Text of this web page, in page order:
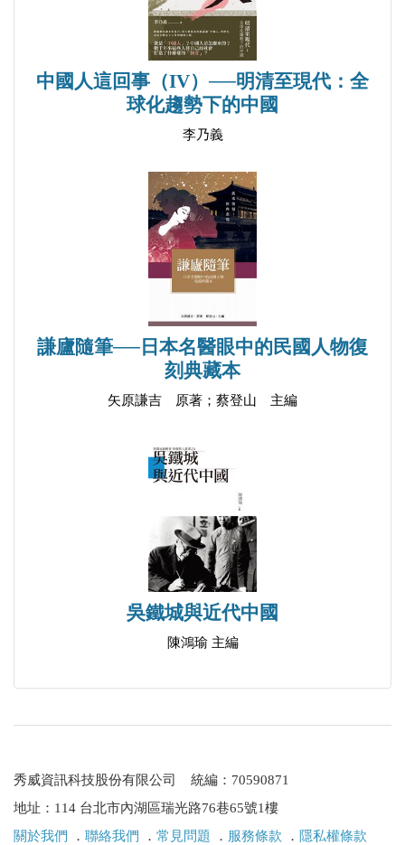
中國人這回事（IV）──明清至現代：全
球化趨勢下的中國
李乃義
謙廬隨筆──日本名醫眼中的民國人物復
刻典藏本
矢原謙吉 原著；蔡登山 主編
吳鐵城與近代中國
陳鴻瑜 主編
秀威資訊科技股份有限公司 統編：70590871
地址：114 台北市內湖區瑞光路76巷65號1樓
關於我們
． 聯絡我們 ． 常見問題 ． 服務條款 ． 隱私權條款